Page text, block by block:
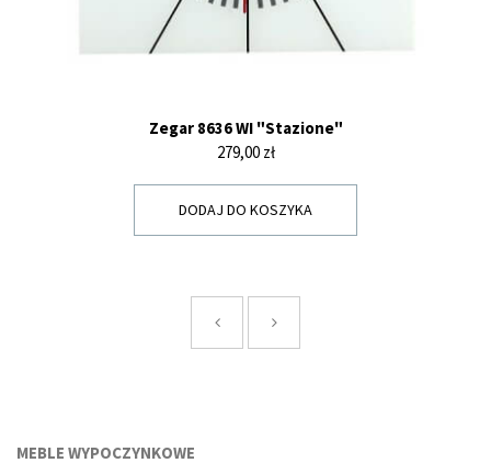
Zegar 8636 WI "Stazione"
Cena
279,00 zł
DODAJ DO KOSZYKA
MEBLE WYPOCZYNKOWE